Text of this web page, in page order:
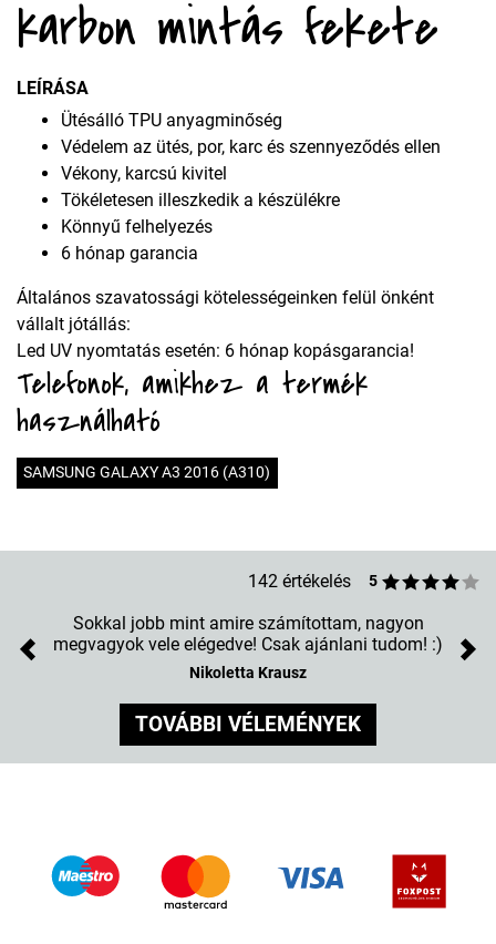
karbon mintás fekete
LEÍRÁSA
Ütésálló TPU anyagminőség
Védelem az ütés, por, karc és szennyeződés ellen
Vékony, karcsú kivitel
Tökéletesen illeszkedik a készülékre
Könnyű felhelyezés
6 hónap garancia
Általános szavatossági kötelességeinken felül önként
vállalt jótállás:
Led UV nyomtatás esetén: 6 hónap kopásgarancia!
Telefonok, amikhez a termék
használható
SAMSUNG GALAXY A3 2016 (A310)
142 értékelés 5
Sokkal jobb mint amire számítottam, nagyon
megvagyok vele elégedve! Csak ajánlani tudom! :)
Nikoletta Krausz
Previous
TOVÁBBI VÉLEMÉNYEK